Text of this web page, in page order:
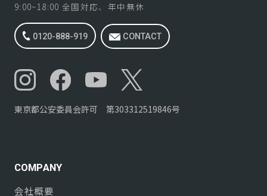
9:00~18:00 全国対応、年中無休
0120-888-919 CONTACT
東京都公安委員会許可 第303312519846号
COMPANY
会社概要